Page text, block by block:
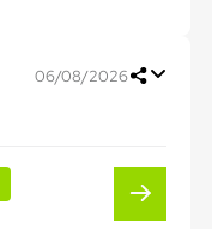
06/08/2026